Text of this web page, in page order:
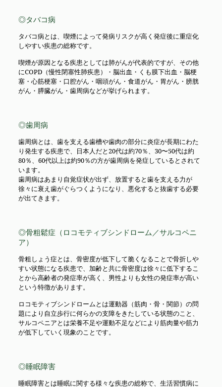
◎タバコ病
タバコ病とは、喫煙によって発病リスクが高く発症後に重症化
しやすい疾患の総称です。
喫煙が原因となる疾患としては肺がんが代表的ですが、その他
にCOPD（慢性閉塞性肺疾患）・脳出血・くも膜下出血・脳梗
塞・心筋梗塞・口腔がん・咽頭がん・食道がん・胃がん・膀胱
がん・膵臓がん・歯周病などが挙げられます。
◎歯周病
歯周病とは、歯を支える歯槽や歯肉の部分に炎症が長期にわた
り発生する疾患で、日本人だと20代は約70％、30〜50代は約
80％、60代以上は約90％の方が歯周病を発症しているとされて
います。
歯周病はあまり自覚症状が出ず、放置すると歯を支える力が
徐々に衰え歯がぐらつくようになり、悪化すると抜歯する必要
が出てきます。
◎骨粗鬆症（ロコモティブシンドローム／サルコペニ
ア）
骨粗しょう症とは、骨密度が低下して脆くなることで骨折しや
すい状態になる疾患で、加齢と共に骨密度は徐々に低下するこ
とから高齢者の発症率が高く、男性よりも女性の発症率が高い
という特徴があります。
ロコモティブシンドロームとは運動器（筋肉・骨・関節）の問
題により自立歩行に何らかの支障をきたしている状態のこと、
サルコペニアとは栄養不足や運動不足などにより筋肉量や筋力
が低下していく現象のことです。
◎睡眠障害
睡眠障害とは睡眠に関する様々な疾患の総称で、生活習慣病に